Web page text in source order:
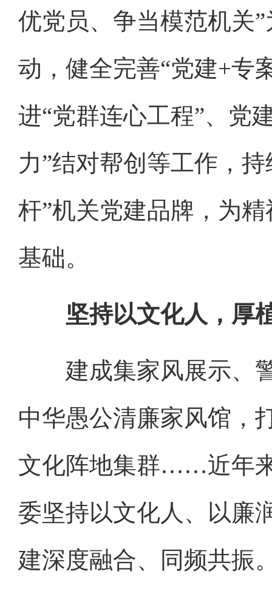
优党员、争当模范机关
动，健全完善“党建+专
进“党群连心工程”、党
力”结对帮创等工作，
杆”机关党建品牌，为
基础。
坚持以文化人，厚
建成集家风展示、警
中华愚公清廉家风馆，
文化阵地集群……近年
委坚持以文化人、以廉
建深度融合、同频共振